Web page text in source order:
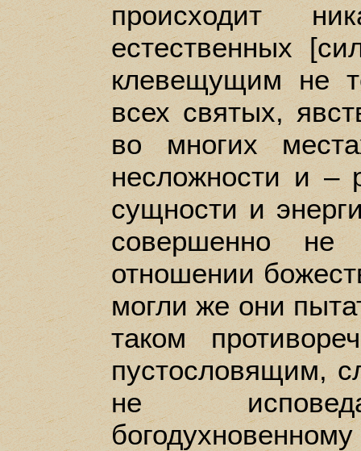
происходит
естественных
клевещущим не
всех святых,
во многих
несложности и –
сущности и
совершенно
отношении
могли же они
таком
пустословящим,
не